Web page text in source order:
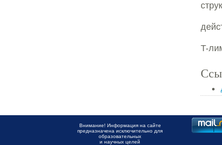
T-
Внимание! Информация на сайте
предназначена исключительно для
образовательных
и научных целей